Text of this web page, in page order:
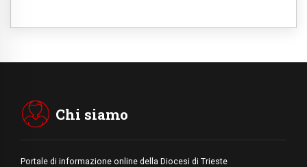
Chi siamo
Portale di informazione online della Diocesi di Trieste